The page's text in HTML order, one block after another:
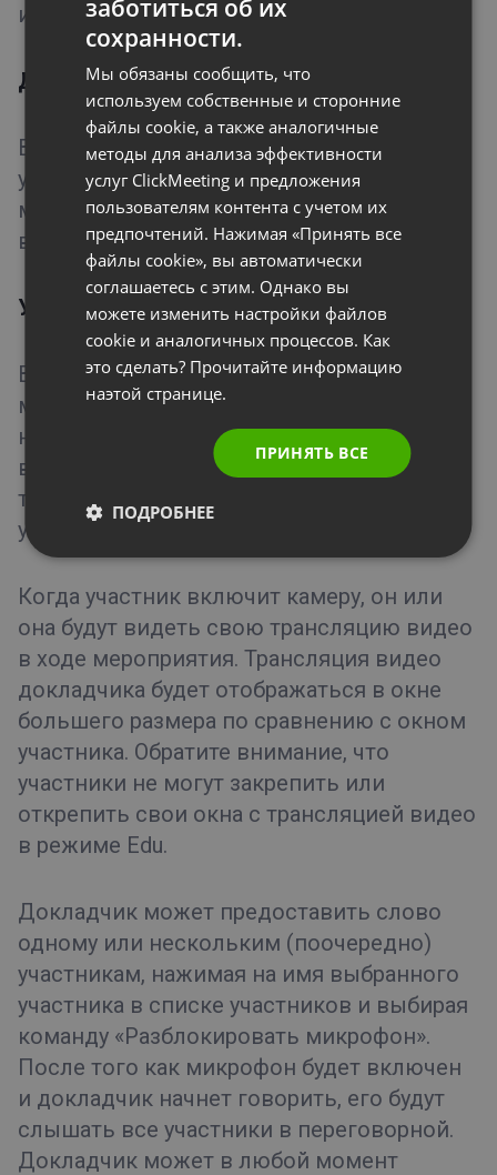
и участники увидят оповещение.
Докладчик:
В этом режиме вы видите всех, а
участники видят только вас. Участникам
можно предоставить возможность
высказаться.
Участники:
В этом режиме вы видите ведущего
мероприятия, а он видит вас. Участники
не видят ни вас, ни друг друга. Если
ведущий предоставит вам возможность
трансляции звука, вас услышат все
участники.
Когда участник включит камеру, он или
она будут видеть свою трансляцию видео
в ходе мероприятия. Трансляция видео
докладчика будет отображаться в окне
большего размера по сравнению с окном
участника. Обратите внимание, что
участники не могут закрепить или
открепить свои окна с трансляцией видео
в режиме Edu.
Докладчик может предоставить слово
одному или нескольким (поочередно)
участникам, нажимая на имя выбранного
участника в списке участников и выбирая
команду «Разблокировать микрофон».
После того как микрофон будет включен
и докладчик начнет говорить, его будут
слышать все участники в переговорной.
Докладчик может в любой момент
POLISH
RUSSIAN
PORTUGUESE
ITALIAN
заботиться об их
сохранности.
Мы обязаны сообщить, что
используем собственные и сторонние
файлы cookie, а также аналогичные
методы для анализа эффективности
услуг ClickMeeting и предложения
пользователям контента с учетом их
предпочтений. Нажимая «Принять все
файлы cookie», вы автоматически
соглашаетесь с этим. Однако вы
можете изменить настройки файлов
cookie и аналогичных процессов. Как
это сделать? Прочитайте информацию
наэтой странице.
ПРИНЯТЬ ВСЕ
ПОДРОБНЕЕ